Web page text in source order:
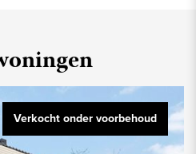
Verkocht onder voorbehoud